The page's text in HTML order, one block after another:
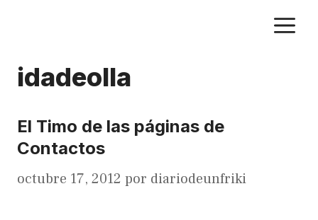
idadeolla
El Timo de las páginas de
Contactos
octubre 17, 2012 por diariodeunfriki